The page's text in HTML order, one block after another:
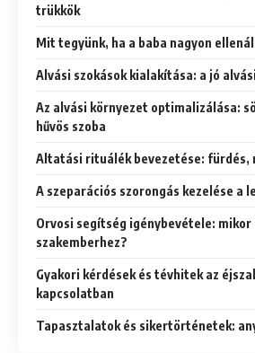
trükkök
Mit tegyünk, ha a baba nagyon
Alvási szokások kialakítása: a jó
Az alvási környezet optimalizálása:
hűvös szoba
Altatási rituálék bevezetése: fürdés,
A szeparációs szorongás kezelése a
Orvosi segítség igénybevétele:
szakemberhez?
Gyakori kérdések és tévhitek az
kapcsolatban
Tapasztalatok és sikertörténetek: